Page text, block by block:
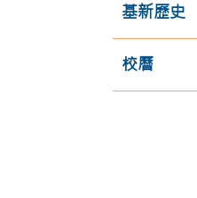
基新歷史
校曆